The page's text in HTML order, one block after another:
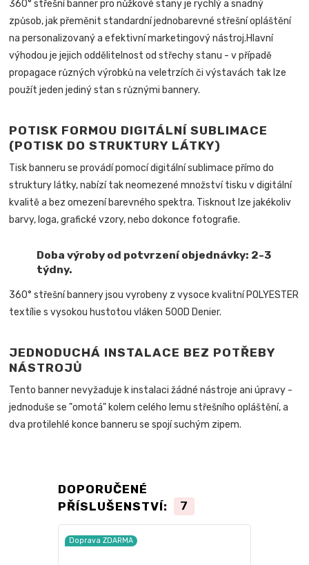
360° střešní banner pro nůžkové stany je rychlý a snadný
způsob, jak přeměnit standardní jednobarevné střešní opláštění
na personalizovaný a efektivní marketingový nástroj.Hlavní
výhodou je jejich oddělitelnost od střechy stanu - v případě
propagace různých výrobků na veletrzích či výstavách tak lze
použít jeden jediný stan s různými bannery.
POTISK FORMOU DIGITÁLNÍ SUBLIMACE
(POTISK DO STRUKTURY LÁTKY)
Tisk banneru se provádí pomocí digitální sublimace přímo do
struktury látky, nabízí tak neomezené množství tisku v digitální
kvalitě a bez omezení barevného spektra. Tisknout lze jakékoliv
barvy, loga, grafické vzory, nebo dokonce fotografie.
Doba výroby od potvrzení objednávky: 2-3
týdny.
360° střešní banneryjsou vyrobeny z vysoce kvalitní POLYESTER
textílie s vysokou hustotou vláken 500D Denier.
JEDNODUCHÁ INSTALACE BEZ POTŘEBY
NÁSTROJŮ
Tento banner nevyžaduje k instalaci žádné nástroje ani úpravy -
jednoduše se "omotá" kolem celého lemu střešního opláštění, a
dva protilehlé konce banneru se spojí suchým zipem.
DOPORUČENÉ
PŘÍSLUŠENSTVÍ:
7
Doprava ZDARMA